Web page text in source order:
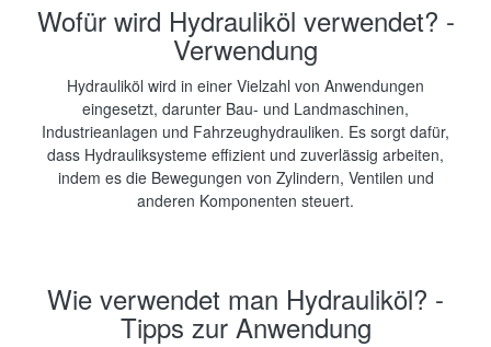
Wofür wird Hydrauliköl verwendet? -
Verwendung
Hydrauliköl wird in einer Vielzahl von Anwendungen
eingesetzt, darunter Bau- und Landmaschinen,
Industrieanlagen und Fahrzeughydrauliken. Es sorgt dafür,
dass Hydrauliksysteme effizient und zuverlässig arbeiten,
indem es die Bewegungen von Zylindern, Ventilen und
anderen Komponenten steuert.
Wie verwendet man Hydrauliköl? -
Tipps zur Anwendung